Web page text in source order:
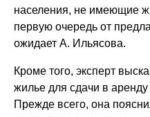
населения, не имеющие
первую очередь от
ожидает А. Ильясова.
Кроме того, эксперт
жилье для сдачи в
Прежде всего, она